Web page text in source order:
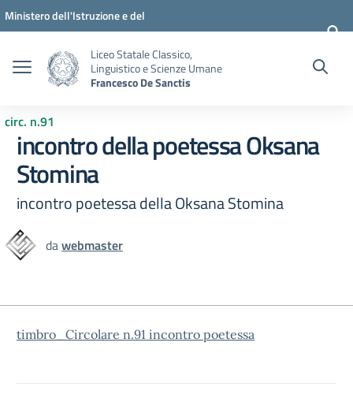
Vai ai contenuti
Vai al menu di navigazione
Vai al footer
Ministero dell'Istruzione e del
Liceo Statale Classico,
Linguistico e Scienze Umane
Francesco De Sanctis
circ. n.91
incontro della poetessa Oksana
Stomina
incontro poetessa della Oksana Stomina
dawebmaster
timbro_Circolare n.91 incontro poetessa